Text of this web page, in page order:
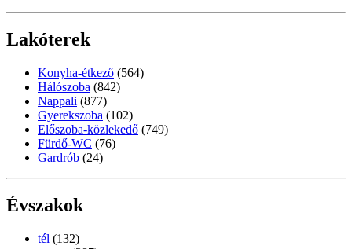
Lakóterek
Konyha-étkező (564)
Hálószoba (842)
Nappali (877)
Gyerekszoba (102)
Előszoba-közlekedő (749)
Fürdő-WC (76)
Gardrób (24)
Évszakok
tél (132)